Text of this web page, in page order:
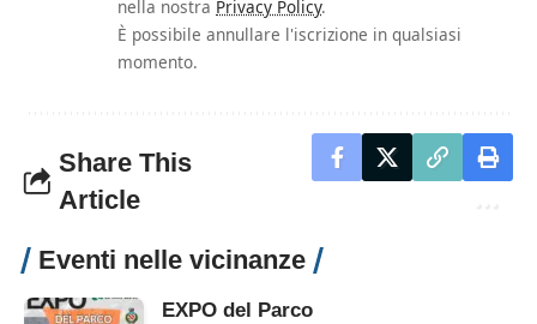
nella nostra Privacy Policy.
È possibile annullare l'iscrizione in qualsiasi
momento.
Share This
Article
Eventi nelle vicinanze
EXPO del Parco